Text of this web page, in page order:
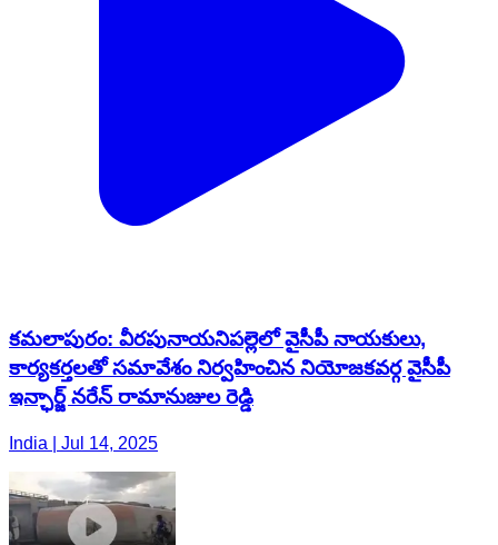
కమలాపురం: వీరపునాయనిపల్లెలో వైసీపీ నాయకులు,
కార్యకర్తలతో సమావేశం నిర్వహించిన నియోజకవర్గ వైసీపీ
ఇన్ఛార్జ్‌ నరేన్ రామానుజుల రెడ్డి
India | Jul 14, 2025